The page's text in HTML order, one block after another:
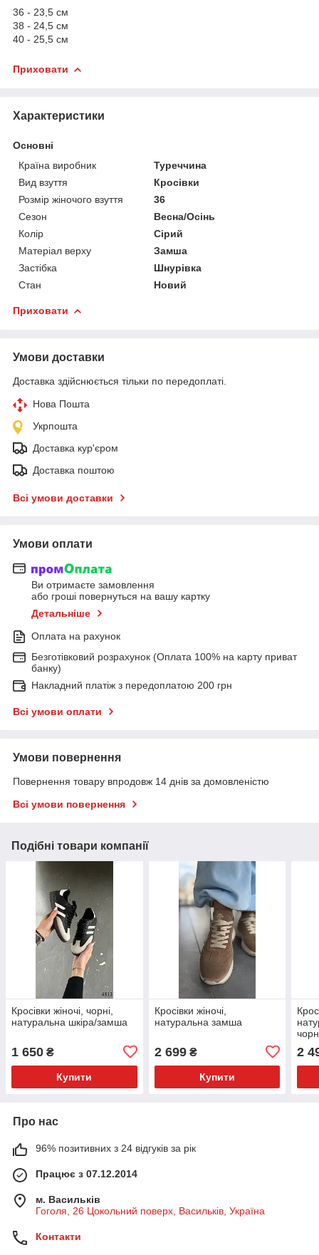
36 - 23,5 см
38 - 24,5 см
40 - 25,5 см
Приховати
Характеристики
Основні
Країна виробник
Туреччина
Вид взуття
Кросівки
Розмір жіночого взуття
36
Сезон
Весна/Осінь
Колір
Сірий
Матеріал верху
Замша
Застібка
Шнурівка
Стан
Новий
Приховати
Умови доставки
Доставка здійснюється тільки по передоплаті.
Нова Пошта
Укрпошта
Доставка кур'єром
Доставка поштою
Всі умови доставки
Умови оплати
Ви отримаєте замовлення
або гроші повернуться на вашу картку
Детальніше
Оплата на рахунок
Безготівковий розрахунок (Оплата 100% на карту приват
банку)
Накладний платіж з передоплатою 200 грн
Всі умови оплати
Умови повернення
Повернення товару впродовж 14 днів за домовленістю
Всі умови повернення
Подібні товари компанії
Кросівки жіночі, чорні,
натуральна шкіра/замша
1 650 ₴
Купити
Кросівки жіночі,
натуральна замша
2 699₴
Купити
2
Про нас
96% позитивних з 24 відгуків за рік
Працює з 07.12.2014
м. Васильків
Гоголя, 26 Цокольний поверх, Васильків, Україна
Контакти